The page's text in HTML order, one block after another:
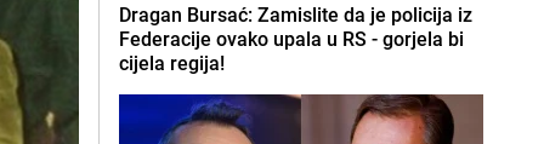
Dragan Bursać: Zamislite da je policija iz
Federacije ovako upala u RS - gorjela bi
cijela regija!